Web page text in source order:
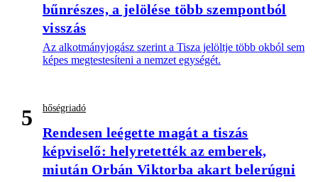
bűnrészes, a jelölése több szempontból
visszás
Az alkotmányjogász szerint a Tisza jelöltje több okból sem
képes megtestesíteni a nemzet egységét.
5 hőségriadó
Rendesen leégette magát a tiszás
képviselő: helyretették az emberek,
miután Orbán Viktorba akart belerúgni